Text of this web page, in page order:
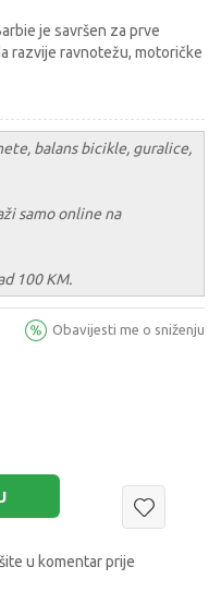
je savršen za prve
razvije ravnotežu, motoričke
balans bicikle, guralice,
samo online na
100 KM.
Obavijesti me o sniženju
u komentar prije